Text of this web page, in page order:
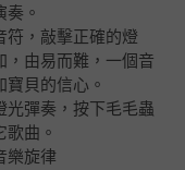
。
符，敲擊正確的燈
，由易而難，一個音
貝的信心。
光彈奏，按下毛毛蟲
曲。
樂旋律